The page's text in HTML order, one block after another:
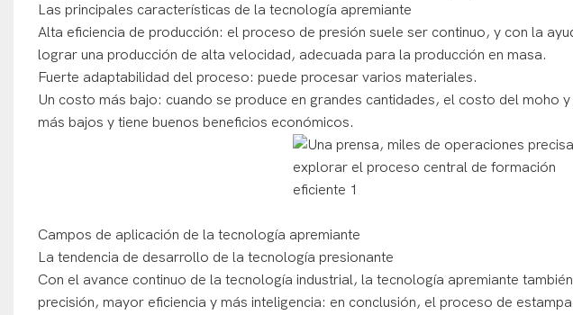
Las principales características de la tecnología apremiante
Alta eficiencia de producción: el proceso de presión suele ser continuo, y con la
lograr una producción de alta velocidad, adecuada para la producción en masa.
Fuerte adaptabilidad del proceso: puede procesar varios materiales.
Un costo más bajo: cuando se produce en grandes cantidades, el costo del moho
más bajos y tiene buenos beneficios económicos.
Campos de aplicación de la tecnología apremiante
La tendencia de desarrollo de la tecnología presionante
Con el avance continuo de la tecnología industrial, la tecnología apremiante
precisión, mayor eficiencia y más inteligencia: en conclusión, el proceso de